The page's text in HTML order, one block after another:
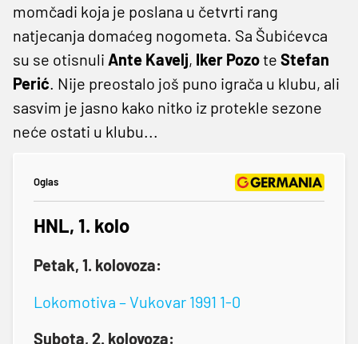
momčadi koja je poslana u četvrti rang
natjecanja domaćeg nogometa. Sa Šubićevca
su se otisnuli Ante Kavelj, Iker Pozote Stefan
Perić. Nije preostalo još puno igrača u klubu, ali
sasvim je jasno kako nitko iz protekle sezone
neće ostati u klubu...
Oglas
HNL, 1. kolo
Petak, 1. kolovoza:
Lokomotiva – Vukovar 1991 1-0
Subota, 2. kolovoza: